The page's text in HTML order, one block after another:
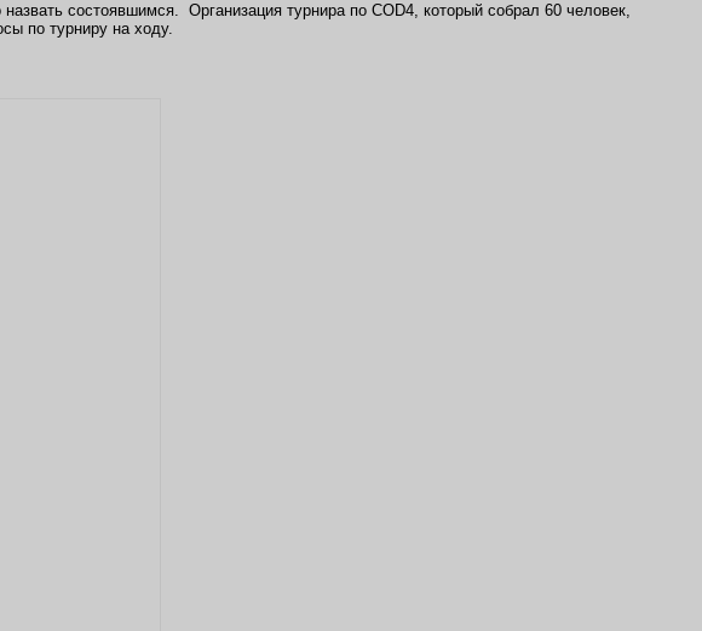
состоявшимся. Организация турнира по COD4, который собрал 60 человек,
по турниру на ходу.